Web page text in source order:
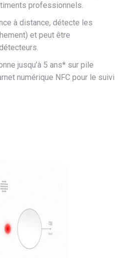
professionnels.
à distance, détecte les
et peut être
jusqu’à 5 ans* sur pile
numérique NFC pour le suivi